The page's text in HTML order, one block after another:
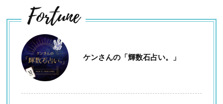
Fortune
ケンさんの「輝数石占い。」